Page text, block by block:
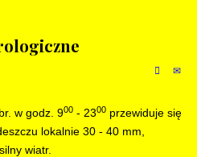
w godz. 900- 2300przewiduje się
lokalnie 30 - 40 mm,
wiatr.